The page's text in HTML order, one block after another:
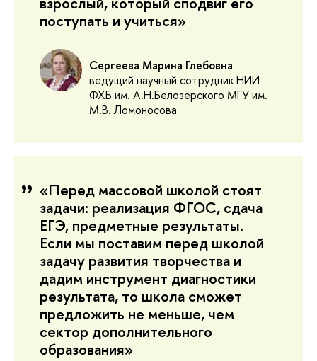
поступать и учиться»
Сергеева Марина Глебовна
ведущий научный сотрудник НИИ
ФХБ им. А.Н.Белозерского МГУ им.
М.В. Ломоносова
«Перед массовой школой стоят
задачи: реализация ФГОС, сдача
ЕГЭ, предметные результаты.
Если мы поставим перед школой
задачу развития творчества и
дадим инструмент диагностики
результата, то школа сможет
предложить не меньше, чем
сектор дополнительного
образования»